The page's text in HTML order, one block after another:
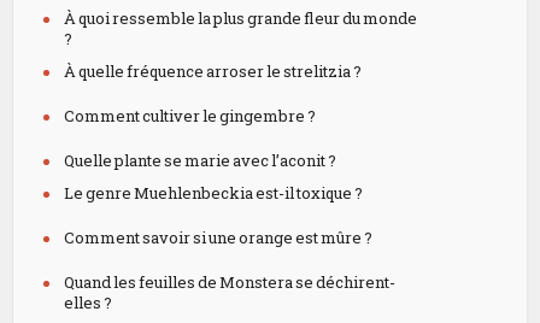
À quoi ressemble la plus grande fleur du monde
?
À quelle fréquence arroser le strelitzia ?
Comment cultiver le gingembre ?
Quelle plante se marie avec l’aconit ?
Le genre Muehlenbeckia est-il toxique ?
Comment savoir si une orange est mûre ?
Quand les feuilles de Monstera se déchirent-
elles ?